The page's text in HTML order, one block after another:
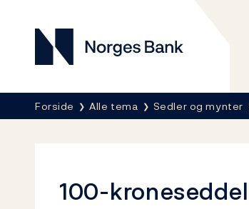
Norges Bank
Her er du nå:
Forside Alle tema Sedler og mynter
100-kroneseddel